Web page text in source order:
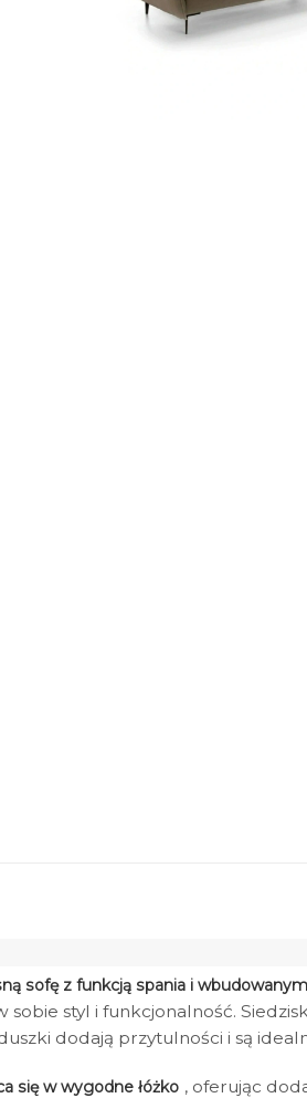
sofę z funkcją spania i
sobie styl i funkcjonalność.
dodają przytulności i są
się w wygodne łóżko , oferując